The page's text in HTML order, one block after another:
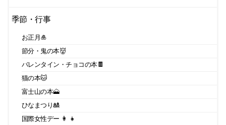
季節・行事
お正月🎍
節分・鬼の本👹
バレンタイン・チョコの本🍫
猫の本🐱
富士山の本🗻
ひなまつり🎎
国際女性デー 👩 👧